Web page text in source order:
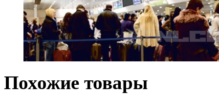
Похожие товары